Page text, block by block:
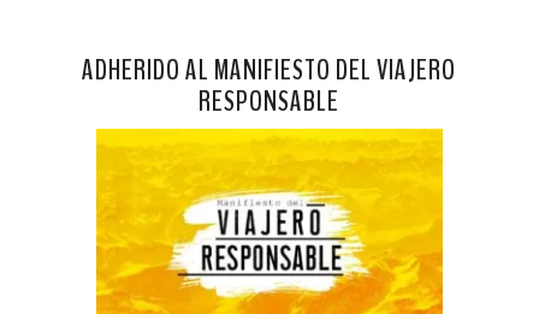
ADHERIDO AL MANIFIESTO DEL VIAJERO
RESPONSABLE